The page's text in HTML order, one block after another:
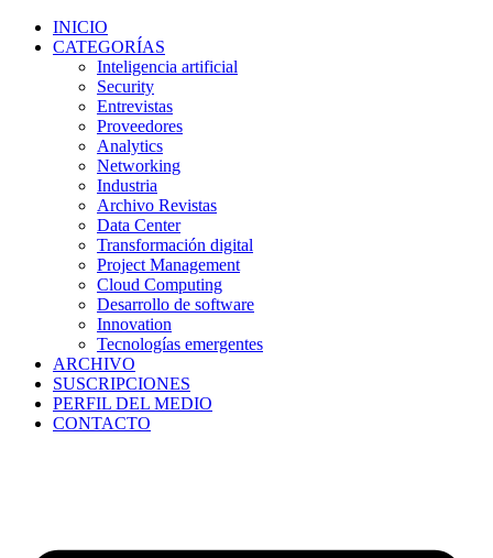
INICIO
CATEGORÍAS
Inteligencia artificial
Security
Entrevistas
Proveedores
Analytics
Networking
Industria
Archivo Revistas
Data Center
Transformación digital
Project Management
Cloud Computing
Desarrollo de software
Innovation
Tecnologías emergentes
ARCHIVO
SUSCRIPCIONES
PERFIL DEL MEDIO
CONTACTO